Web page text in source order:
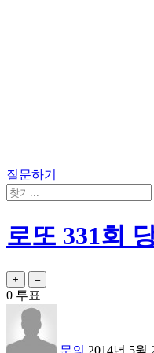
질문하기
로또 331회
0 투표
문의 2014년 5월